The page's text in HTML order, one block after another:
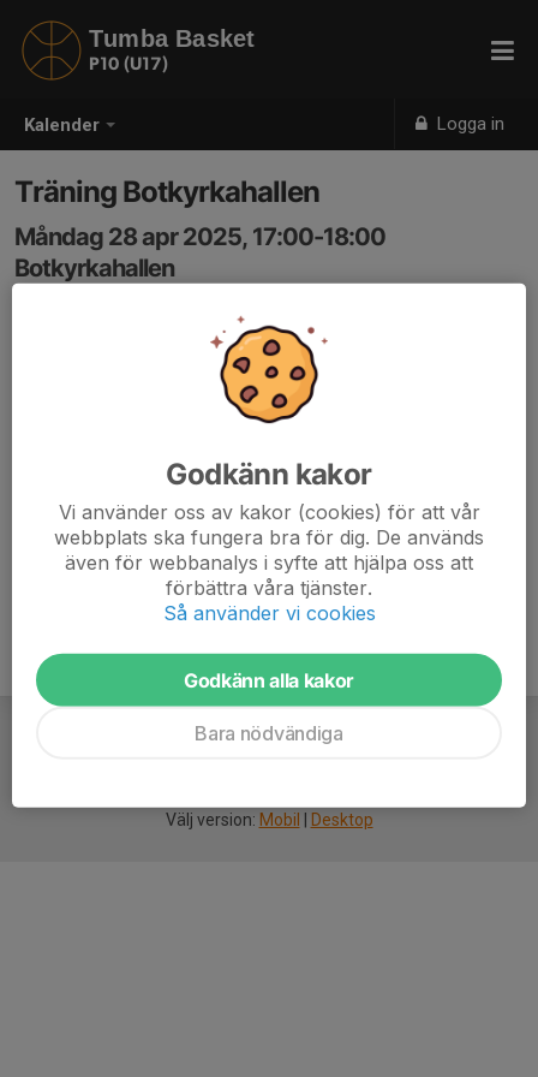
Kalender Logga in
Tumba Basket
P10 (U17)
Träning Botkyrkahallen
Måndag 28 apr 2025, 17:00-18:00
Botkyrkahallen
Glöm inte att ta med en vattenflaska
Välj version: Mobil Desktop
Godkänn kakor
Vi använder oss av kakor (cookies) för att vår
webbplats ska fungera bra för dig. De används
även för webbanalys i syfte att hjälpa oss att
förbättra våra tjänster.
Så använder vi cookies
Godkänn alla kakor
Bara nödvändiga